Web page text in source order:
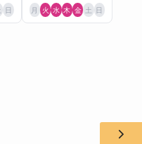
日 月 火 水 木 金 土 日